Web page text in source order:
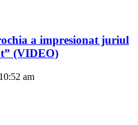
a impresionat juriul
(VIDEO)
am